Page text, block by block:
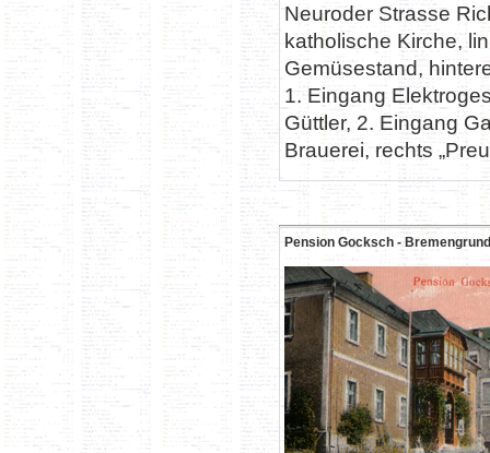
Neuroder Strasse
katholische Kirche,
Gemüsestand,
1. Eingang
Güttler, 2. Eingang
Brauerei, rechts
Pension Gocksch -